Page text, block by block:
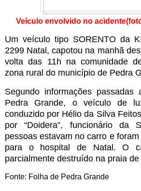
Veículo envolvido no
Um veículo tipo SORENTO da
2299 Natal, capotou na manhã
volta das 11h na comunidade
zona rural do município de Pedra
Segundo informações
Pedra Grande, o veículo de
conduzido por Hélio da Silva
por “Doidera”, funcionário da
pessoas estavam no carro e
para o hospital de Natal. O
parcialmente destruído na praia
Fonte: Folha de Pedra Grande